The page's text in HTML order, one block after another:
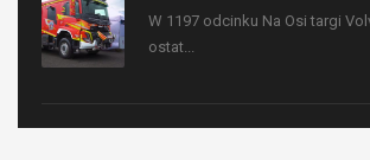
W 1197 odcinku Na Osi targi
ostat...